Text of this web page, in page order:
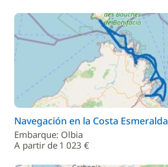
Navegación en la Costa Esmeralda
Embarque: Olbia
A partir de 1 023 €